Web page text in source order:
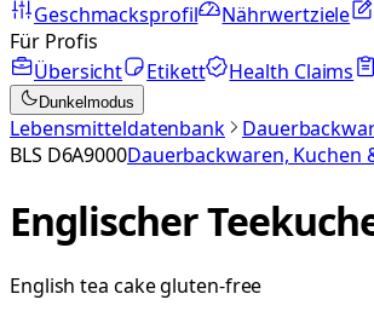
Geschmacksprofil
Nährwertziele
Für Profis
Übersicht
Etikett Health Claims
Dunkelmodus
Lebensmitteldatenbank
BLS D6A9000Dauerbackwaren, Kuchen
Englischer
English tea cake gluten-free